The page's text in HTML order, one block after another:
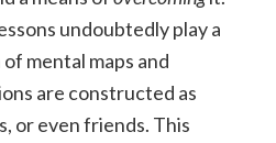
undoubtedly play a
mental maps and
are constructed as
or even friends. This